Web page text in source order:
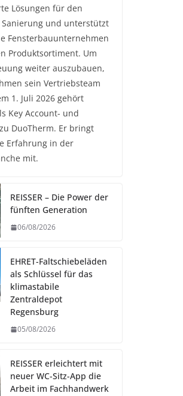
Lösungen für den
und unterstützt
Fensterbauunternehmen
Produktsortiment. Um
weiter auszubauen,
sein Vertriebsteam
1. Juli 2026 gehört
Key Account- und
DuoTherm. Er bringt
Erfahrung in der
mit.
REISSER – Die Power der
fünften Generation
06/08/2026
EHRET-Faltschiebeläden
als Schlüssel für das
klimastabile
Zentraldepot
Regensburg
05/08/2026
REISSER erleichtert mit
neuer WC-Sitz-App die
Arbeit im Fachhandwerk